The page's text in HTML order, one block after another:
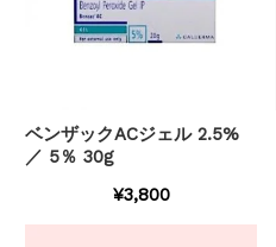
ベンザックACジェル 2.5%
／ 5％ 30g
¥3,800